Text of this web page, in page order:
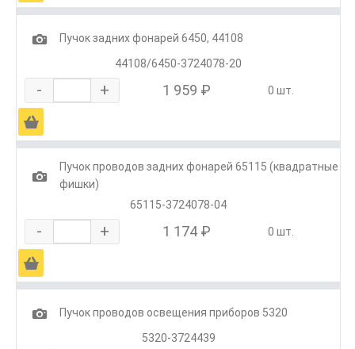
1
Пучок задних фонарей 6450, 44108
44108/6450-3724078-20
- + 1 959 ₽ 0 шт.
Ä
1
Пучок проводов задних фонарей 65115 (квадратные
фишки)
65115-3724078-04
- + 1 174 ₽ 0 шт.
Ä
1
Пучок проводов освещения приборов 5320
5320-3724439